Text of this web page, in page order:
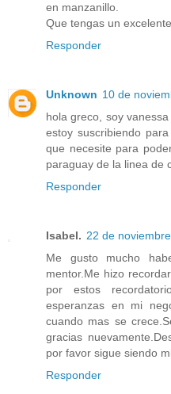
en manzanillo.
Que tengas un
Responder
Unknown 10 de
hola greco, soy
estoy suscribiendo
que necesite para
paraguay de la linea de
Responder
Isabel. 22 de
Me gusto mucho
mentor.Me hizo
por estos
esperanzas en mi
cuando mas se
gracias
por favor sigue siendo
Responder